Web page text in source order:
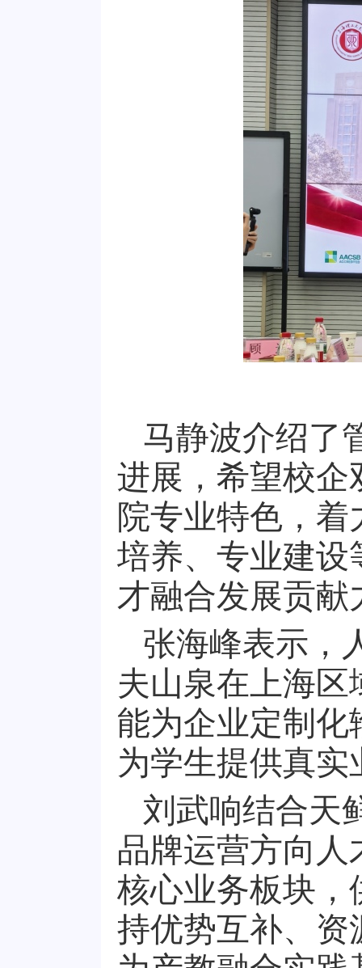
马静波介绍了
进展，希望校企
院专业特色，
培养、专业建设
才融合发展贡献
张海峰表示，
夫山泉在上海
能为企业定制
为学生提供真
刘武响结合天
品牌运营方向
核心业务板块，
持优势互补、资